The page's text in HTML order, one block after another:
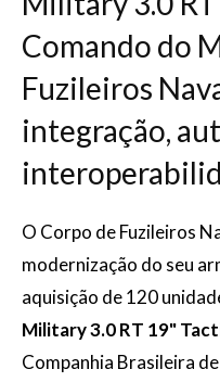
Comando do
Fuzileiros
integração,
O Corpo de Fuzileiros
modernização do seu
aquisição de 120
Military 3.0 RT 19"
Companhia Brasileira